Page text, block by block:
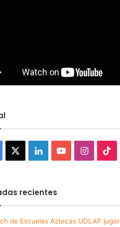
LinkedInYouTube
recientes
de Escuelas Aztecas UDLAP